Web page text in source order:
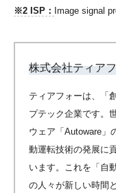
※2 ISP： Image signal
株式会社ティア
ティアフォーは、「
プテック企業です。
ウェア「Autoware」
動運転技術の発展に
います。これを「自
の人々が新しい時間